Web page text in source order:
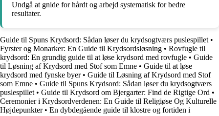
Undgå at gnide for hårdt og arbejd systematisk for bedre
resultater.
Guide til Spuns Krydsord: Sådan løser du krydsogtværs puslespillet •
Fyrster og Monarker: En Guide til Krydsordsløsning • Rovfugle til
krydsord: En grundig guide til at løse krydsord med rovfugle • Guide
til Løsning af Krydsord med Stof som Emne • Guide til at løse
krydsord med fynske byer• Guide til Løsning af Krydsord med Stof
som Emne • Guide til Spuns Krydsord: Sådan løser du krydsogtværs
puslespillet • Guide til Krydsord om Bjergarter: Find de Rigtige Ord •
Ceremonier i Krydsordverdenen: En Guide til Religiøse Og Kulturelle
Højdepunkter• En dybdegående guide til klostre og fortiden i